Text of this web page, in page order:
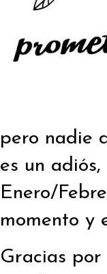
pero nadie
es un
Enero/
momento y
Gracias por